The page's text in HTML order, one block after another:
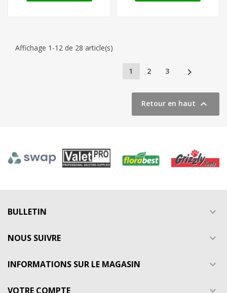
Affichage 1-12 de 28 article(s)
1 2 3 
Retour en haut 
BULLETIN 
NOUS SUIVRE 
INFORMATIONS SUR LE MAGASIN 
VOTRE COMPTE